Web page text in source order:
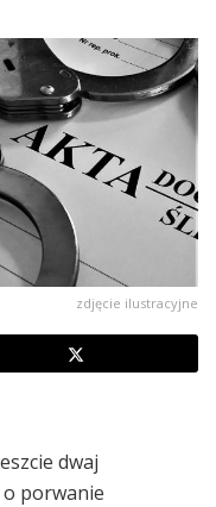
zdjęcie ilustracyjne
dwaj
porwanie